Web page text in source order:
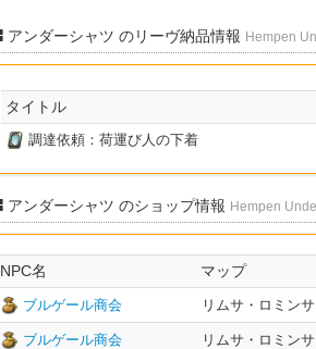
アンダーシャツ のリーヴ納品情報 Hempen
タイトル
調達依頼：荷運び人の下着
アンダーシャツ のショップ情報 Hempen
NPC名 マップ
ブルゲール商会 リムサ・ロミン
ブルゲール商会 リムサ・ロミン